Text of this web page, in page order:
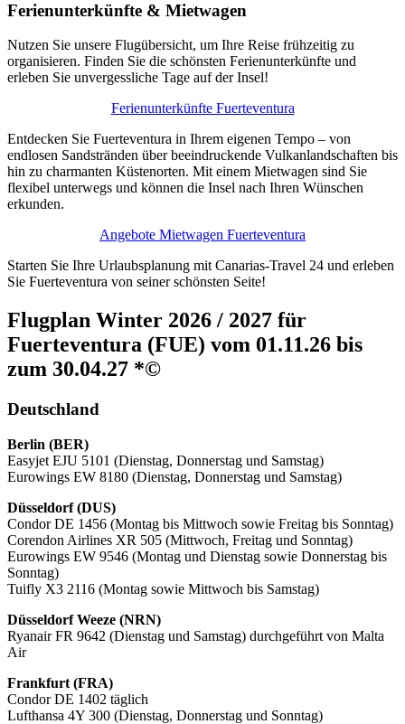
Ferienunterkünfte & Mietwagen
Nutzen Sie unsere Flugübersicht, um Ihre Reise frühzeitig zu
organisieren. Finden Sie die schönsten Ferienunterkünfte und
erleben Sie unvergessliche Tage auf der Insel!
Ferienunterkünfte Fuerteventura
Entdecken Sie Fuerteventura in Ihrem eigenen Tempo – von
endlosen Sandstränden über beeindruckende Vulkanlandschaften bis
hin zu charmanten Küstenorten. Mit einem Mietwagen sind Sie
flexibel unterwegs und können die Insel nach Ihren Wünschen
erkunden.
Angebote Mietwagen Fuerteventura
Starten Sie Ihre Urlaubsplanung mit Canarias-Travel 24 und erleben
Sie Fuerteventura von seiner schönsten Seite!
Flugplan Winter 2026 / 2027 für
Fuerteventura (FUE) vom 01.11.26 bis
zum 30.04.27 *©
Deutschland
Berlin (BER)
Easyjet EJU 5101 (Dienstag, Donnerstag und Samstag)
Eurowings EW 8180 (Dienstag, Donnerstag und Samstag)
Düsseldorf (DUS)
Condor DE 1456 (Montag bis Mittwoch sowie Freitag bis Sonntag)
Corendon Airlines XR 505 (Mittwoch, Freitag und Sonntag)
Eurowings EW 9546 (Montag und Dienstag sowie Donnerstag bis
Sonntag)
Tuifly X3 2116 (Montag sowie Mittwoch bis Samstag)
Düsseldorf Weeze (NRN)
Ryanair FR 9642 (Dienstag und Samstag) durchgeführt von Malta
Air
Frankfurt (FRA)
Condor DE 1402 täglich
Lufthansa 4Y 300 (Dienstag, Donnerstag und Sonntag)